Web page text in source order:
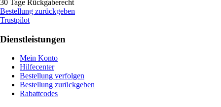
30 Tage Rückgaberecht
Bestellung zurückgeben
Trustpilot
Dienstleistungen
Mein Konto
Hilfecenter
Bestellung verfolgen
Bestellung zurückgeben
Rabattcodes